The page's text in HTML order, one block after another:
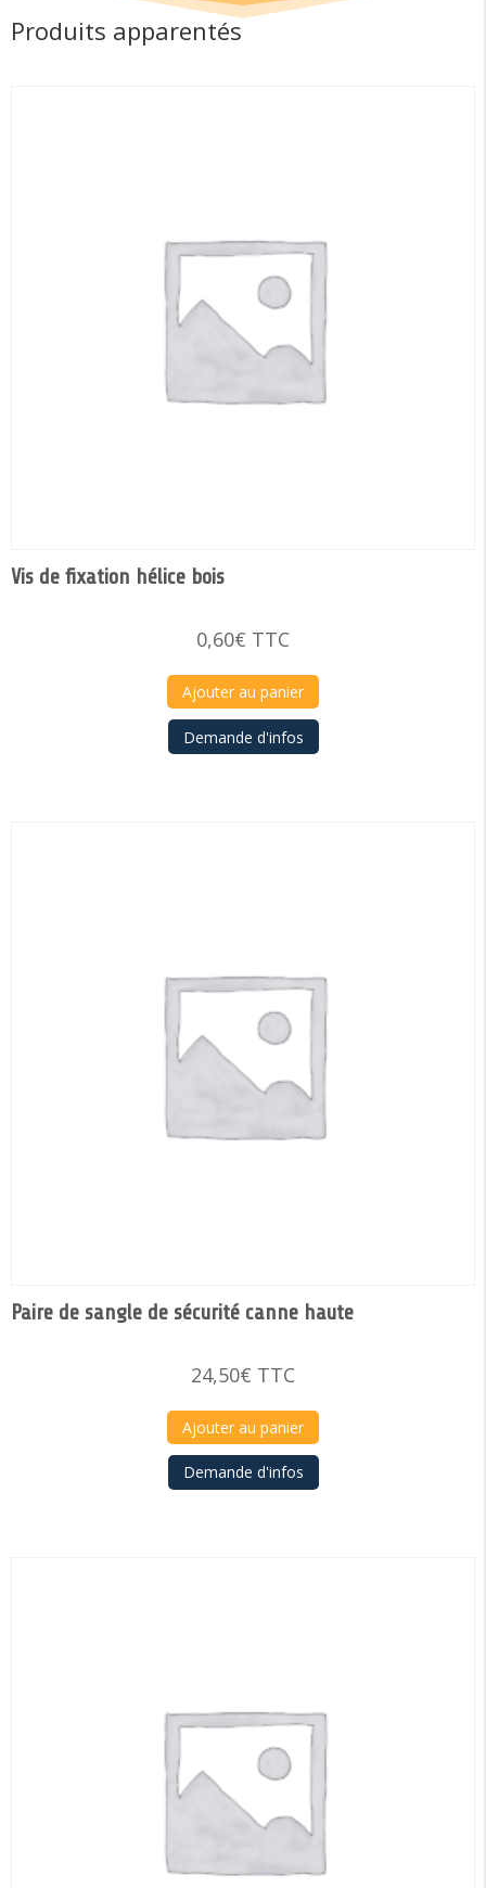
Produits apparentés
Vis de fixation hélice bois
0,60€ TTC
Ajouter au panier
Demande d'infos
Paire de sangle de sécurité canne haute
24,50€ TTC
Ajouter au panier
Demande d'infos